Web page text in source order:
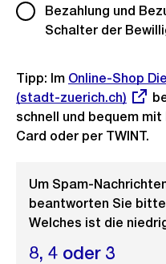
Bezahlung und
Schalter der
Tipp: Im Externer
Link:
Online-Shop
(stadt-zuerich.ch)
schnell und bequem
Card oder per TWINT.
Um Spam-
beantworten Sie
Welches ist die
8, 4 oder 3